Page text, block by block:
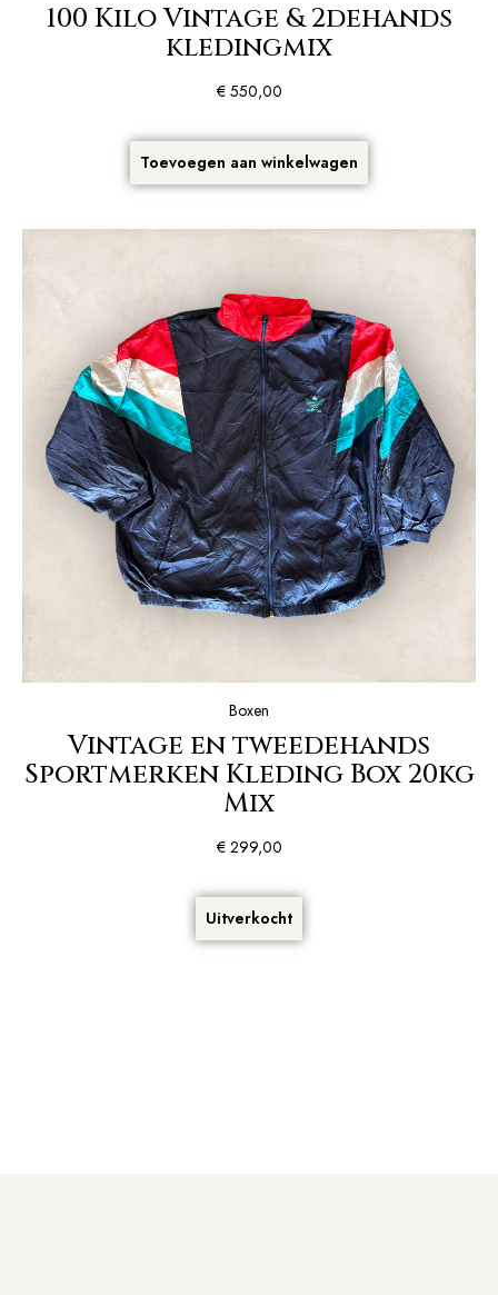
100 Kilo Vintage & 2dehands
kledingmix
€550,00
Toevoegen aan winkelwagen
Boxen
Vintage en tweedehands
Sportmerken Kleding Box 20kg
Mix
€299,00
Uitverkocht